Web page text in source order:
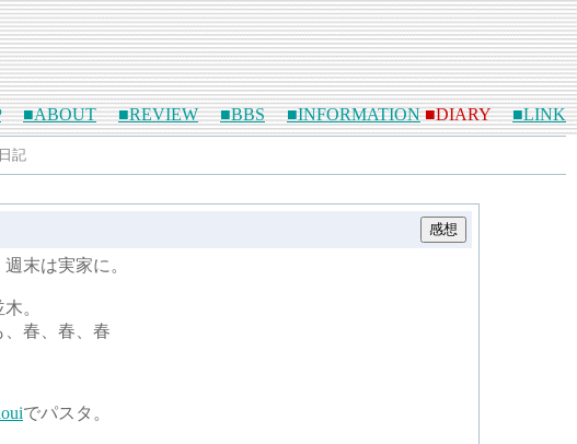
■ABOUT ■REVIEW ■BBS ■INFORMATION ■DIARY ■LINK
記
末は実家に。
。
春、春、春
でパスタ。